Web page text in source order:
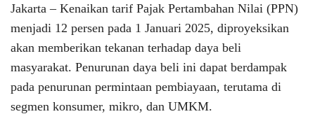
Jakarta – Kenaikan tarif Pajak Pertambahan Nilai (PPN)
menjadi 12 persen pada 1 Januari 2025, diproyeksikan
akan memberikan tekanan terhadap daya beli
masyarakat. Penurunan daya beli ini dapat berdampak
pada penurunan permintaan pembiayaan, terutama di
segmen konsumer, mikro, dan UMKM.